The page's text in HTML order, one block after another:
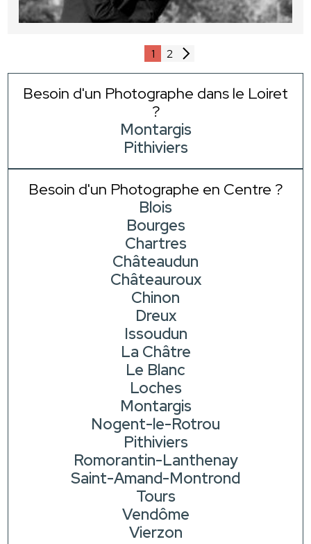
1 2
Besoin d'un Photographe dans le Loiret
?
Montargis
Pithiviers
Besoin d'un Photographe en Centre ?
Blois
Bourges
Chartres
Châteaudun
Châteauroux
Chinon
Dreux
Issoudun
La Châtre
Le Blanc
Loches
Montargis
Nogent-le-Rotrou
Pithiviers
Romorantin-Lanthenay
Saint-Amand-Montrond
Tours
Vendôme
Vierzon